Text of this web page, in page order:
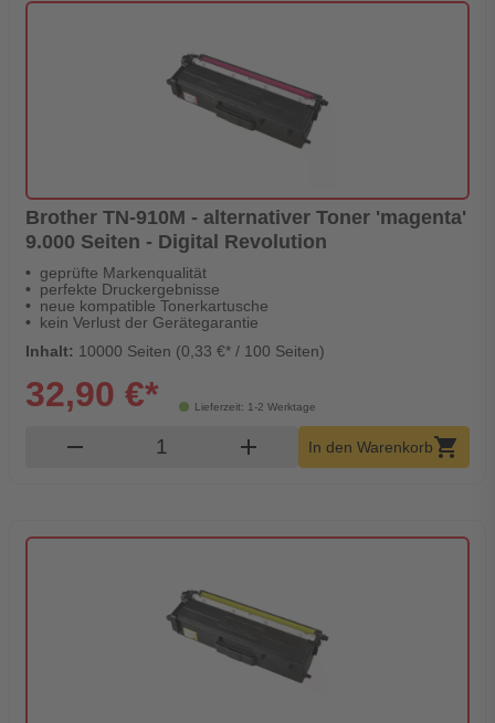
Brother TN-910M - alternativer Toner 'magenta'
9.000 Seiten - Digital Revolution
geprüfte Markenqualität
perfekte Druckergebnisse
neue kompatible Tonerkartusche
kein Verlust der Gerätegarantie
Inhalt: 10000 Seiten (0,33 €* / 100 Seiten)
Lieferzeit: 1-2 Werktage
32,90 €*
remove Produkt Warenkorb Menge
add In den Warenkorbshopping_cart